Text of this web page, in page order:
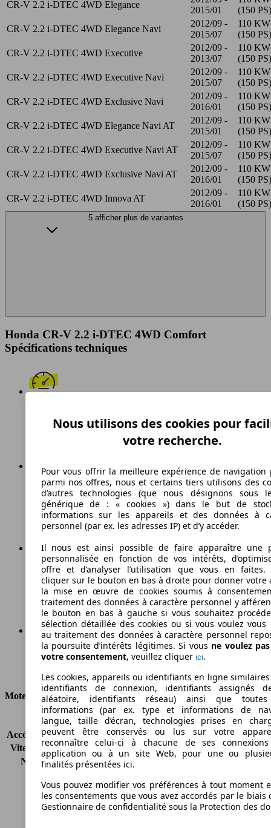
CR-V 2.2 i-DTEC 4WD Elegance
2015/01
(150 PS)
CR-V 2.2 i-DTEC 4WD Elegance Navi
2012/09 -
2015/07
110 KW
(150 PS)
CR-V 2.2 i-DTEC 4WD Executive
2012/09 -
2013/07
110 KW
(150 PS)
CR-V 2.2 i-DTEC 4WD Executive Navi
2012/09 -
2015/07
110 KW
(150 PS)
CR-V 2.2 i-DTEC 4WD Exclusive Navi
2012/09 -
2016/01
110 KW
(150 PS)
CR-V 2.2 i-DTEC 4WD Elegance Navi AT
2012/09 -
2015/01
110 KW
(150 PS)
CR-V 2.2 i-DTEC 4WD Executive Navi AT
2012/09 -
2015/07
110 KW
(150 PS)
CR-V 2.2 i-DTEC 4WD Exclusive Navi AT
2012/09 -
2016/01
110 KW
(150 PS)
CR-V 2.2 i-DTEC 4WD Innova AT
2012/09 -
2016/01
110 KW
(150 PS)
5 afficher plus de variantes
Honda CR-V 2.2 i-DTEC 4WD Comfort
Spécifications techniques
Diesel
Carburant
149 g/km
Émissions de CO2 (combinées)*
Ø 5.6 l/100km
Consommation
Moteur et Puissance
KW (CH)
110 kW (150 PS)
Accélération (0-100 km/h) 9.7s
Vitesse maximale (km/h)
190 km/h
Nombre de vitesses
6
Cylindrée
2199 ccm
Carburant
Diesel
Nous utilisons des cookies pour
votre recherche.
Pour vous offrir la meilleure expérience de navigation
parmi nos offres, nous et certains tiers utilisons des
d’autres technologies (que nous désignons sous
générique de : « cookies ») dans le but de
informations sur les appareils et des données à
personnel (par ex. les adresses IP) et d’y accéder.
Il nous est ainsi possible de faire apparaître une
personnalisée en fonction de vos intérêts,
offre et d’analyser l’utilisation que vous en faites.
cliquer sur le bouton en bas à droite pour donner votre
la mise en œuvre de cookies soumis à
traitement des données à caractère personnel y
le bouton en bas à gauche si vous souhaitez
sélection détaillée des cookies ou si vous voulez vous
au traitement des données à caractère personnel
la poursuite d’intérêts légitimes. Si vous ne voulez
votre consentement, veuillez cliquer ici.
Les cookies, appareils ou identifiants en ligne
identifiants de connexion, identifiants assignés
aléatoire, identifiants réseau) ainsi que
informations (par ex. type et informations de
langue, taille d’écran, technologies prises en
peuvent être conservés ou lus sur votre
reconnaître celui-ci à chacune de ses
application ou à un site Web, pour une ou
finalités présentées ici.
Vous pouvez modifier vos préférences à tout moment
les consentements que vous avez accordés par le biais
Gestionnaire de confidentialité sous la Protection des